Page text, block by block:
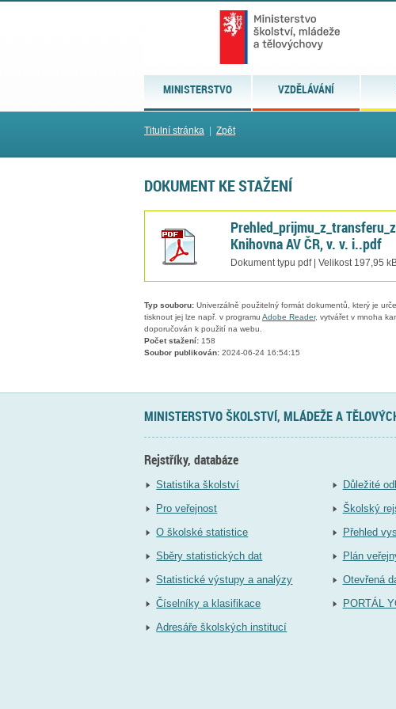
MINISTERSTVO VZDĚLÁVÁNÍ
Titulní stránka Zpět
DOKUMENT KE STAŽENÍ
Knihovna AV ČR, v. v. i..pdf
Dokument typu pdf | Velikost 197,95
Typ souboru: Univerzálně použitelný formát dokumentů, který je
tisknout jej lze např. v programu Adobe Reader, vytvářet v mnoha
doporučován k použití na webu.
Počet stažení: 158
Soubor publikován: 2024-06-24 16:54:15
MINISTERSTVO ŠKOLSTVÍ, MLÁDEŽE A
Rejstříky, databáze
Statistika školství
Pro veřejnost
O školské statistice
Sběry statistických dat
Statistické výstupy a analýzy
Číselníky a klasifikace
Adresáře školských institucí
Důležité
Školský
Přehled
Plán
Otevřená
PORTÁL